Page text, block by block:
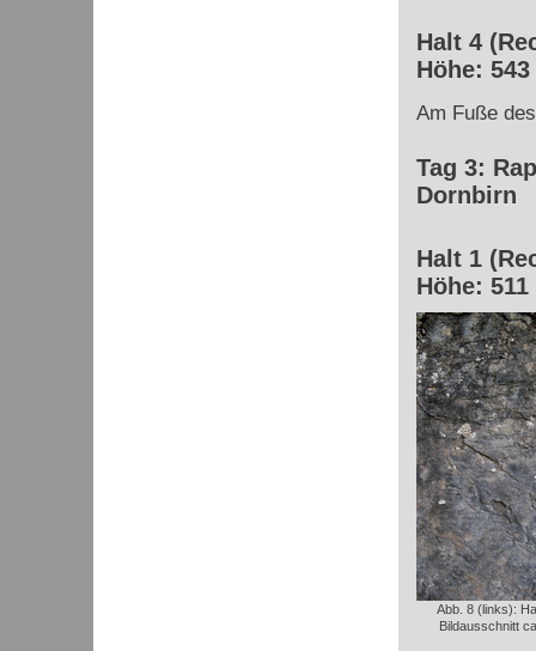
Halt 4
Höhe:
Am Fuße
Tag 3:
Dornbirn
Halt 1
Höhe:
Abb. 8 (links):
Bildausschnitt